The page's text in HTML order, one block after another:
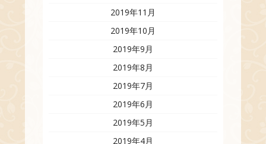
2019年11月
2019年10月
2019年9月
2019年8月
2019年7月
2019年6月
2019年5月
2019年4月